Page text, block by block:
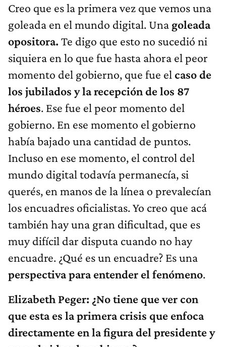
Creo que es la primera vez que vemos una
goleada en el mundo digital. Una goleada
opositora. Te digo que esto no sucedió ni
siquiera en lo que fue hasta ahora el peor
momento del gobierno, que fue el caso de
los jubilados y la recepción de los 87
héroes. Ese fue el peor momento del
gobierno. En ese momento el gobierno
había bajado una cantidad de puntos.
Incluso en ese momento, el control del
mundo digital todavía permanecía, si
querés, en manos de la línea o prevalecían
los encuadres oficialistas. Yo creo que acá
también hay una gran dificultad, que es
muy difícil dar disputa cuando no hay
encuadre. ¿Qué es un encuadre? Es una
perspectiva para entender el fenómeno.
Elizabeth Peger: ¿No tiene que ver con
que esta es la primera crisis que enfoca
directamente en la figura del presidente y